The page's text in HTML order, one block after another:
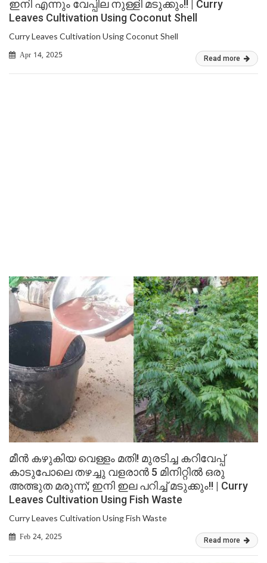
ഇനി എന്നും വേപ്പില നുള്ളി മടുക്കും!! | Curry
Leaves Cultivation Using Coconut Shell
Curry Leaves Cultivation Using Coconut Shell
Apr 14, 2025 Read more
മീൻ കഴുകിയ വെള്ളം മതി! മുരടിച്ച കറിവേപ്പ്
കാടുപോലെ തഴച്ചു വളരാൻ 5 മിനിറ്റിൽ ഒരു
അത്ഭുത മരുന്ന്; ഇനി ഇല പറിച്ച് മടുക്കും!! | Curry
Leaves Cultivation Using Fish Waste
Curry Leaves Cultivation Using Fish Waste
Feb 24, 2025 Read more